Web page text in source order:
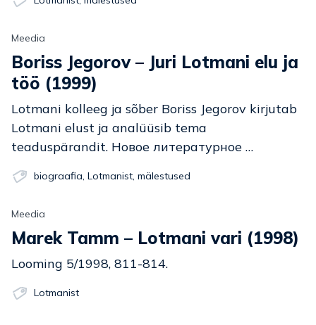
Meedia
Boriss Jegorov – Juri Lotmani elu ja
töö (1999)
Lotmani kolleeg ja sõber Boriss Jegorov kirjutab
Lotmani elust ja analüüsib tema
teaduspärandit. Новое литературное …
biograafia, Lotmanist, mälestused
Meedia
Marek Tamm – Lotmani vari (1998)
Looming 5/1998, 811-814.
Lotmanist